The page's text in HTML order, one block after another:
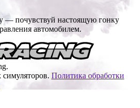
— почувствуй настоящую гонку
автомобилем.
Политика обработки